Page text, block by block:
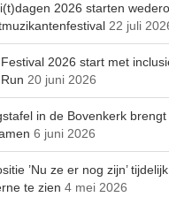
2026 starten
22 juli
2026 start met
20 juni 2026
in de Bovenkerk brengt
6 juni 2026
’Nu ze er nog zijn’
te zien 4 mei 2026